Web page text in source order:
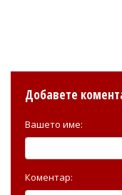
Добавете
Вашето име:
Коментар: